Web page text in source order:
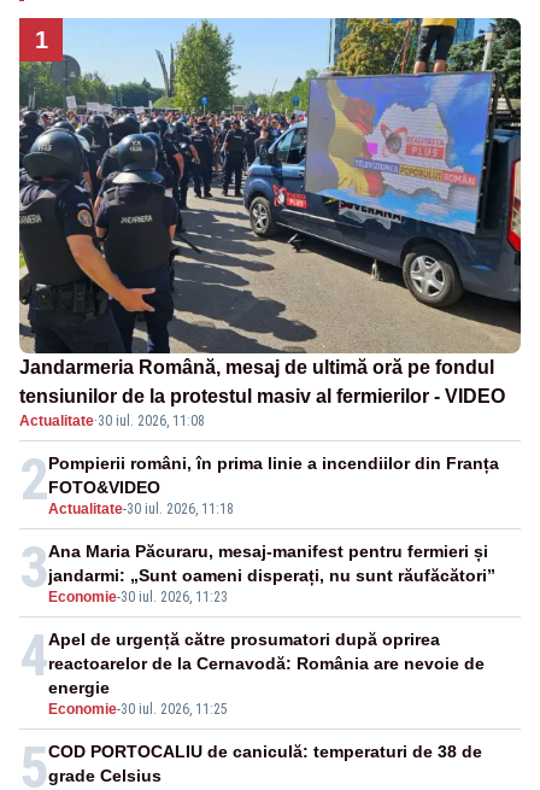
1
Jandarmeria Română, mesaj de ultimă oră pe fondul
tensiunilor de la protestul masiv al fermierilor - VIDEO
Actualitate·30 iul. 2026, 11:08
2Actualitate-30 iul. 2026, 11:18
Pompierii români, în prima linie a incendiilor din Franța
FOTO&VIDEO
3Economie-30 iul. 2026, 11:23
Ana Maria Păcuraru, mesaj-manifest pentru fermieri și
jandarmi: „Sunt oameni disperați, nu sunt răufăcători”
4
Economie-30 iul. 2026, 11:25
Apel de urgență către prosumatori după oprirea
reactoarelor de la Cernavodă: România are nevoie de
energie
5COD PORTOCALIU de caniculă: temperaturi de 38 de
grade Celsius